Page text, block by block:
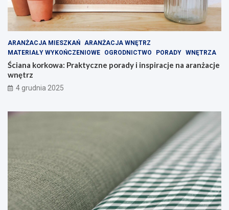
ARANŻACJA MIESZKAŃ ARANŻACJA WNĘTRZ
MATERIAŁY WYKOŃCZENIOWE
OGRODNICTWO PORADY WNĘTRZA
Ściana korkowa: Praktyczne porady i inspiracje na aranżacje
wnętrz
4 grudnia 2025